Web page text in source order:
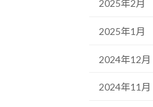
2025年2月
2025年1月
2024年12月
2024年11月